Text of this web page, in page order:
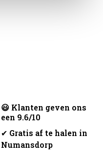
😃 Klanten geven ons
een 9.6/10
✔ Gratis af te halen in
Numansdorp